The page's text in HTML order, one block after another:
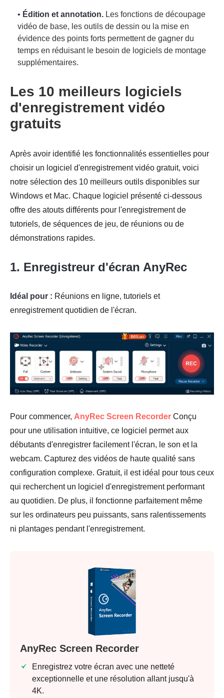
• Édition et annotation. Les fonctions de découpage
vidéo de base, les outils de dessin ou la mise en
évidence des points forts permettent de gagner du
temps en réduisant le besoin de logiciels de montage
supplémentaires.
Les 10 meilleurs logiciels
d'enregistrement vidéo
gratuits
Après avoir identifié les fonctionnalités essentielles pour
choisir un logiciel d'enregistrement vidéo gratuit, voici
notre sélection des 10 meilleurs outils disponibles sur
Windows et Mac. Chaque logiciel présenté ci-dessous
offre des atouts différents pour l'enregistrement de
tutoriels, de séquences de jeu, de réunions ou de
démonstrations rapides.
1. Enregistreur d'écran AnyRec
Idéal pour : Réunions en ligne, tutoriels et
enregistrement quotidien de l'écran.
Pour commencer, AnyRec Screen Recorder Conçu
pour une utilisation intuitive, ce logiciel permet aux
débutants d'enregistrer facilement l'écran, le son et la
webcam. Capturez des vidéos de haute qualité sans
configuration complexe. Gratuit, il est idéal pour tous ceux
qui recherchent un logiciel d'enregistrement performant
au quotidien. De plus, il fonctionne parfaitement même
sur les ordinateurs peu puissants, sans ralentissements
ni plantages pendant l'enregistrement.
AnyRec Screen Recorder
Enregistrez votre écran avec une netteté
exceptionnelle et une résolution allant jusqu'à
4K.